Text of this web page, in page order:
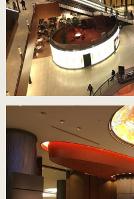
数量限定商品（22.0～25.0cm
コンサート用（ヒール高6cm
ブラック・エナメル
（22.0～25.5cm）
プラチナゴールド 数量限定
（22.0～25.5cm）
パールシルバー